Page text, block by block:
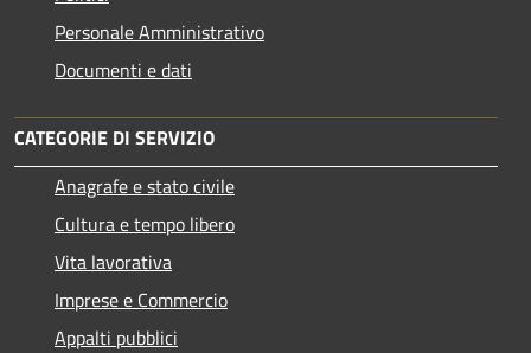
Personale Amministrativo
Documenti e dati
CATEGORIE DI SERVIZIO
Anagrafe e stato civile
Cultura e tempo libero
Vita lavorativa
Imprese e Commercio
Appalti pubblici